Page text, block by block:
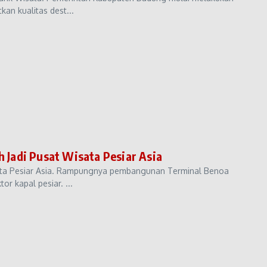
kualitas dest...
Jadi Pusat Wisata Pesiar Asia
Pesiar Asia. Rampungnya pembangunan Terminal Benoa
kapal pesiar. ...